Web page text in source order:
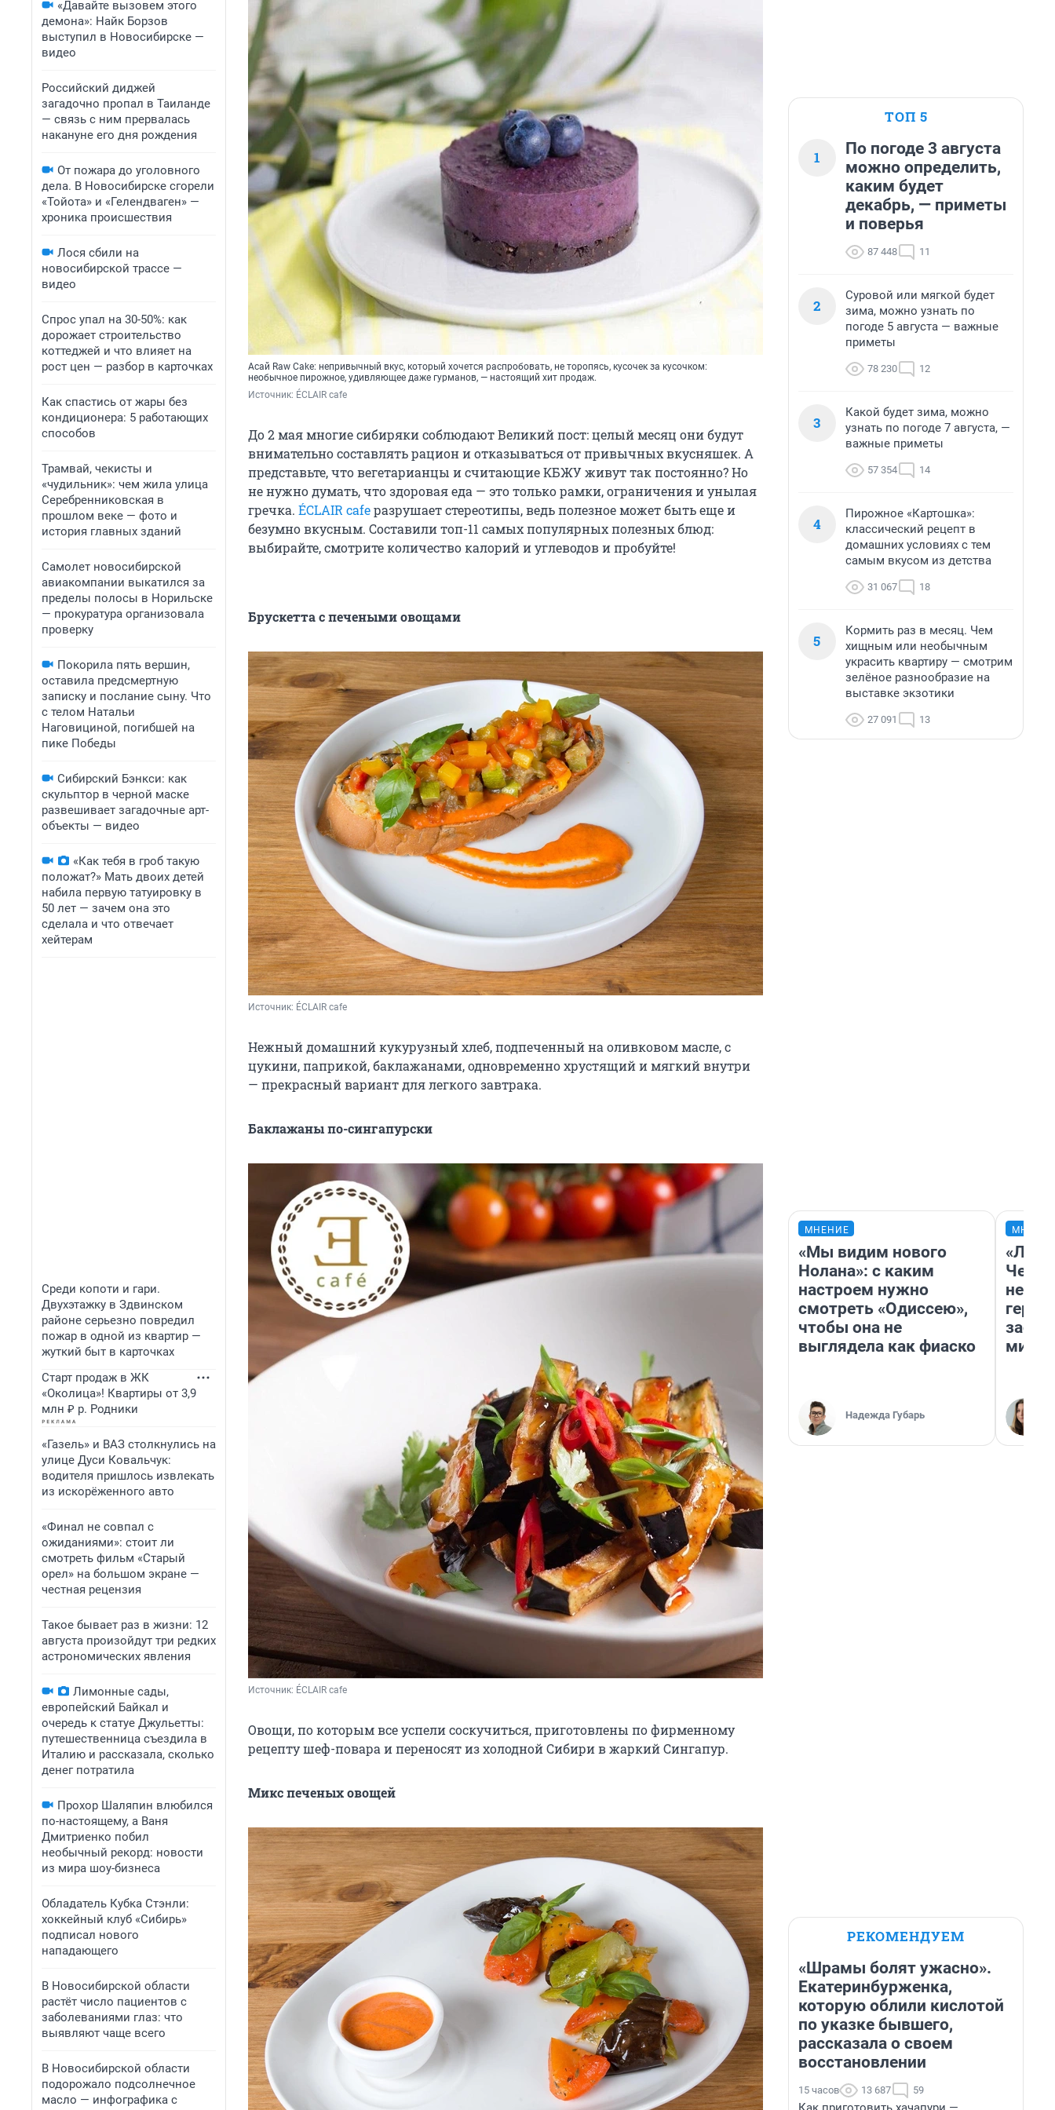
«Давайте вызовем этого
демона»: Найк Борзов
выступил в Новосибирске —
видео
Российский диджей
загадочно пропал в Таиланде
— связь с ним прервалась
накануне его дня рождения
От пожара до уголовного
дела. В Новосибирске сгорели
«Тойота» и «Гелендваген» —
хроника происшествия
Лося сбили на
новосибирской трассе —
видео
Спрос упал на 30-50%: как
дорожает строительство
коттеджей и что влияет на
рост цен — разбор в карточках
Как спастись от жары без
кондиционера: 5 работающих
способов
Трамвай, чекисты и
«чудильник»: чем жила улица
Серебренниковская в
прошлом веке — фото и
история главных зданий
Самолет новосибирской
авиакомпании выкатился за
пределы полосы в Норильске
— прокуратура организовала
проверку
Покорила пять вершин,
оставила предсмертную
записку и послание сыну. Что
с телом Натальи
Наговициной, погибшей на
пике Победы
Сибирский Бэнкси: как
скульптор в черной маске
развешивает загадочные арт-
объекты — видео
«Как тебя в гроб такую
положат?» Мать двоих детей
набила первую татуировку в
50 лет — зачем она это
сделала и что отвечает
хейтерам
Среди копоти и гари.
Двухэтажку в Здвинском
районе серьезно повредил
пожар в одной из квартир —
жуткий быт в карточках
Старт продаж в ЖК
«Околица»! Квартиры от 3,9
млн ₽ р. Родники
«Газель» и ВАЗ столкнулись на
улице Дуси Ковальчук:
водителя пришлось извлекать
из искорёженного авто
«Финал не совпал с
ожиданиями»: стоит ли
смотреть фильм «Старый
орел» на большом экране —
честная рецензия
Такое бывает раз в жизни: 12
августа произойдут три редких
астрономических явления
Лимонные сады,
европейский Байкал и
очередь к статуе Джульетты:
путешественница съездила в
Италию и рассказала, сколько
денег потратила
Прохор Шаляпин влюбился
по-настоящему, а Ваня
Дмитриенко побил
необычный рекорд: новости
из мира шоу-бизнеса
Обладатель Кубка Стэнли:
хоккейный клуб «Сибирь»
подписал нового
нападающего
В Новосибирской области
растёт число пациентов с
заболеваниями глаз: что
выявляют чаще всего
В Новосибирской области
подорожало подсолнечное
масло — инфографика с
Асай Raw Cake: непривычный вкус, который хочется распробовать, не торопясь, кусочек за кусочком:
необычное пирожное, удивляющее даже гурманов, — настоящий хит продаж.
Источник: ÉCLAIR cafe
До 2 мая многие сибиряки соблюдают Великий пост: целый месяц они будут
внимательно составлять рацион и отказываться от привычных вкусняшек. А
представьте, что вегетарианцы и считающие КБЖУ живут так постоянно? Но
не нужно думать, что здоровая еда — это только рамки, ограничения и унылая
гречка. ÉCLAIR cafeразрушает стереотипы, ведь полезное может быть еще и
безумно вкусным. Составили топ-11 самых популярных полезных блюд:
выбирайте, смотрите количество калорий и углеводов и пробуйте!
Брускетта с печеными овощами
Источник: ÉCLAIR cafe
Нежный домашний кукурузный хлеб, подпеченный на оливковом масле, с
цукини, паприкой, баклажанами, одновременно хрустящий и мягкий внутри
— прекрасный вариант для легкого завтрака.
Баклажаны по-сингапурски
Источник: ÉCLAIR cafe
Овощи, по которым все успели соскучиться, приготовлены по фирменному
рецепту шеф-повара и переносят из холодной Сибири в жаркий Сингапур.
Микс печеных овощей
ТОП 5
1
По погоде 3 августа
можно определить,
каким будет
декабрь, — приметы
и поверья
87 448 11
2
Суровой или мягкой будет
зима, можно узнать по
погоде 5 августа — важные
приметы
78 230 12
3
Какой будет зима, можно
узнать по погоде 7 августа, —
важные приметы
57 354 14
4
Пирожное «Картошка»:
классический рецепт в
домашних условиях с тем
самым вкусом из детства
31 067 18
5
Кормить раз в месяц. Чем
хищным или необычным
украсить квартиру — смотрим
зелёное разнообразие на
выставке экзотики
27 091 13
МНЕНИЕ
«Мы видим нового
Нолана»: с каким
настроем нужно
смотреть «Одиссею»,
чтобы она не
выглядела как фиаско
Надежда Губарь
Чем
герои
РЕКОМЕНДУЕМ
«Шрамы болят ужасно».
Екатеринбурженка,
которую облили кислотой
по указке бывшего,
рассказала о своем
восстановлении
15 часов 13 687 59